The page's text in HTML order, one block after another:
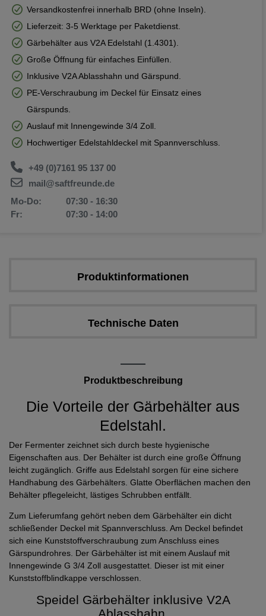
Versandkostenfrei innerhalb BRD (ohne Inseln).
Lieferzeit: 3-5 Werktage per Paketdienst.
Gärbehälter aus V2A Edelstahl (1.4301).
Große Öffnung für einfaches Einfüllen.
Inklusive V2A Ablasshahn und Gärspund.
PE-Verschraubung im Deckel für Einsatz eines
Gärspunds.
Auslauf mit Innengewinde 3/4 Zoll.
Hochwertiger Edelstahldeckel mit Spannverschluss.
+49 (0)7161 95 137 00
mail@saftfreunde.de
Mo-Do:
07:30 - 16:30
Fr:
07:30 - 14:00
Produktinformationen
Technische Daten
Produktbeschreibung
Die Vorteile der Gärbehälter aus
Edelstahl.
Der Fermenter zeichnet sich durch beste hygienische
Eigenschaften aus. Der Behälter ist durch eine große Öffnung
leicht zugänglich. Griffe aus Edelstahl sorgen für eine sichere
Handhabung des Gärbehälters. Glatte Oberflächen machen den
Behälter pflegeleicht, lästiges Schrubben entfällt.
Zum Lieferumfang gehört neben dem Gärbehälter ein dicht
schließender Deckel mit Spannverschluss. Am Deckel befindet
sich eine Kunststoffverschraubung zum Anschluss eines
Gärspundrohres. Der Gärbehälter ist mit einem Auslauf mit
Innengewinde G 3/4 Zoll ausgestattet. Dieser ist mit einer
Kunststoffblindkappe verschlossen.
Speidel Gärbehälter inklusive V2A
Ablasshahn.